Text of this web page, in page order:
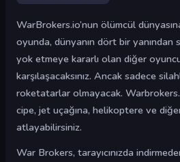
WarBrokers.io’nun ölümcül
oyunda, dünyanın dört bir
yok etmeye kararlı olan diğer
karşılaşacaksınız. Ancak sadece
roketatarlar olmayacak.
cipe, jet uçağına, helikoptere ve
atlayabilirsiniz.
War Brokers, tarayıcınızda